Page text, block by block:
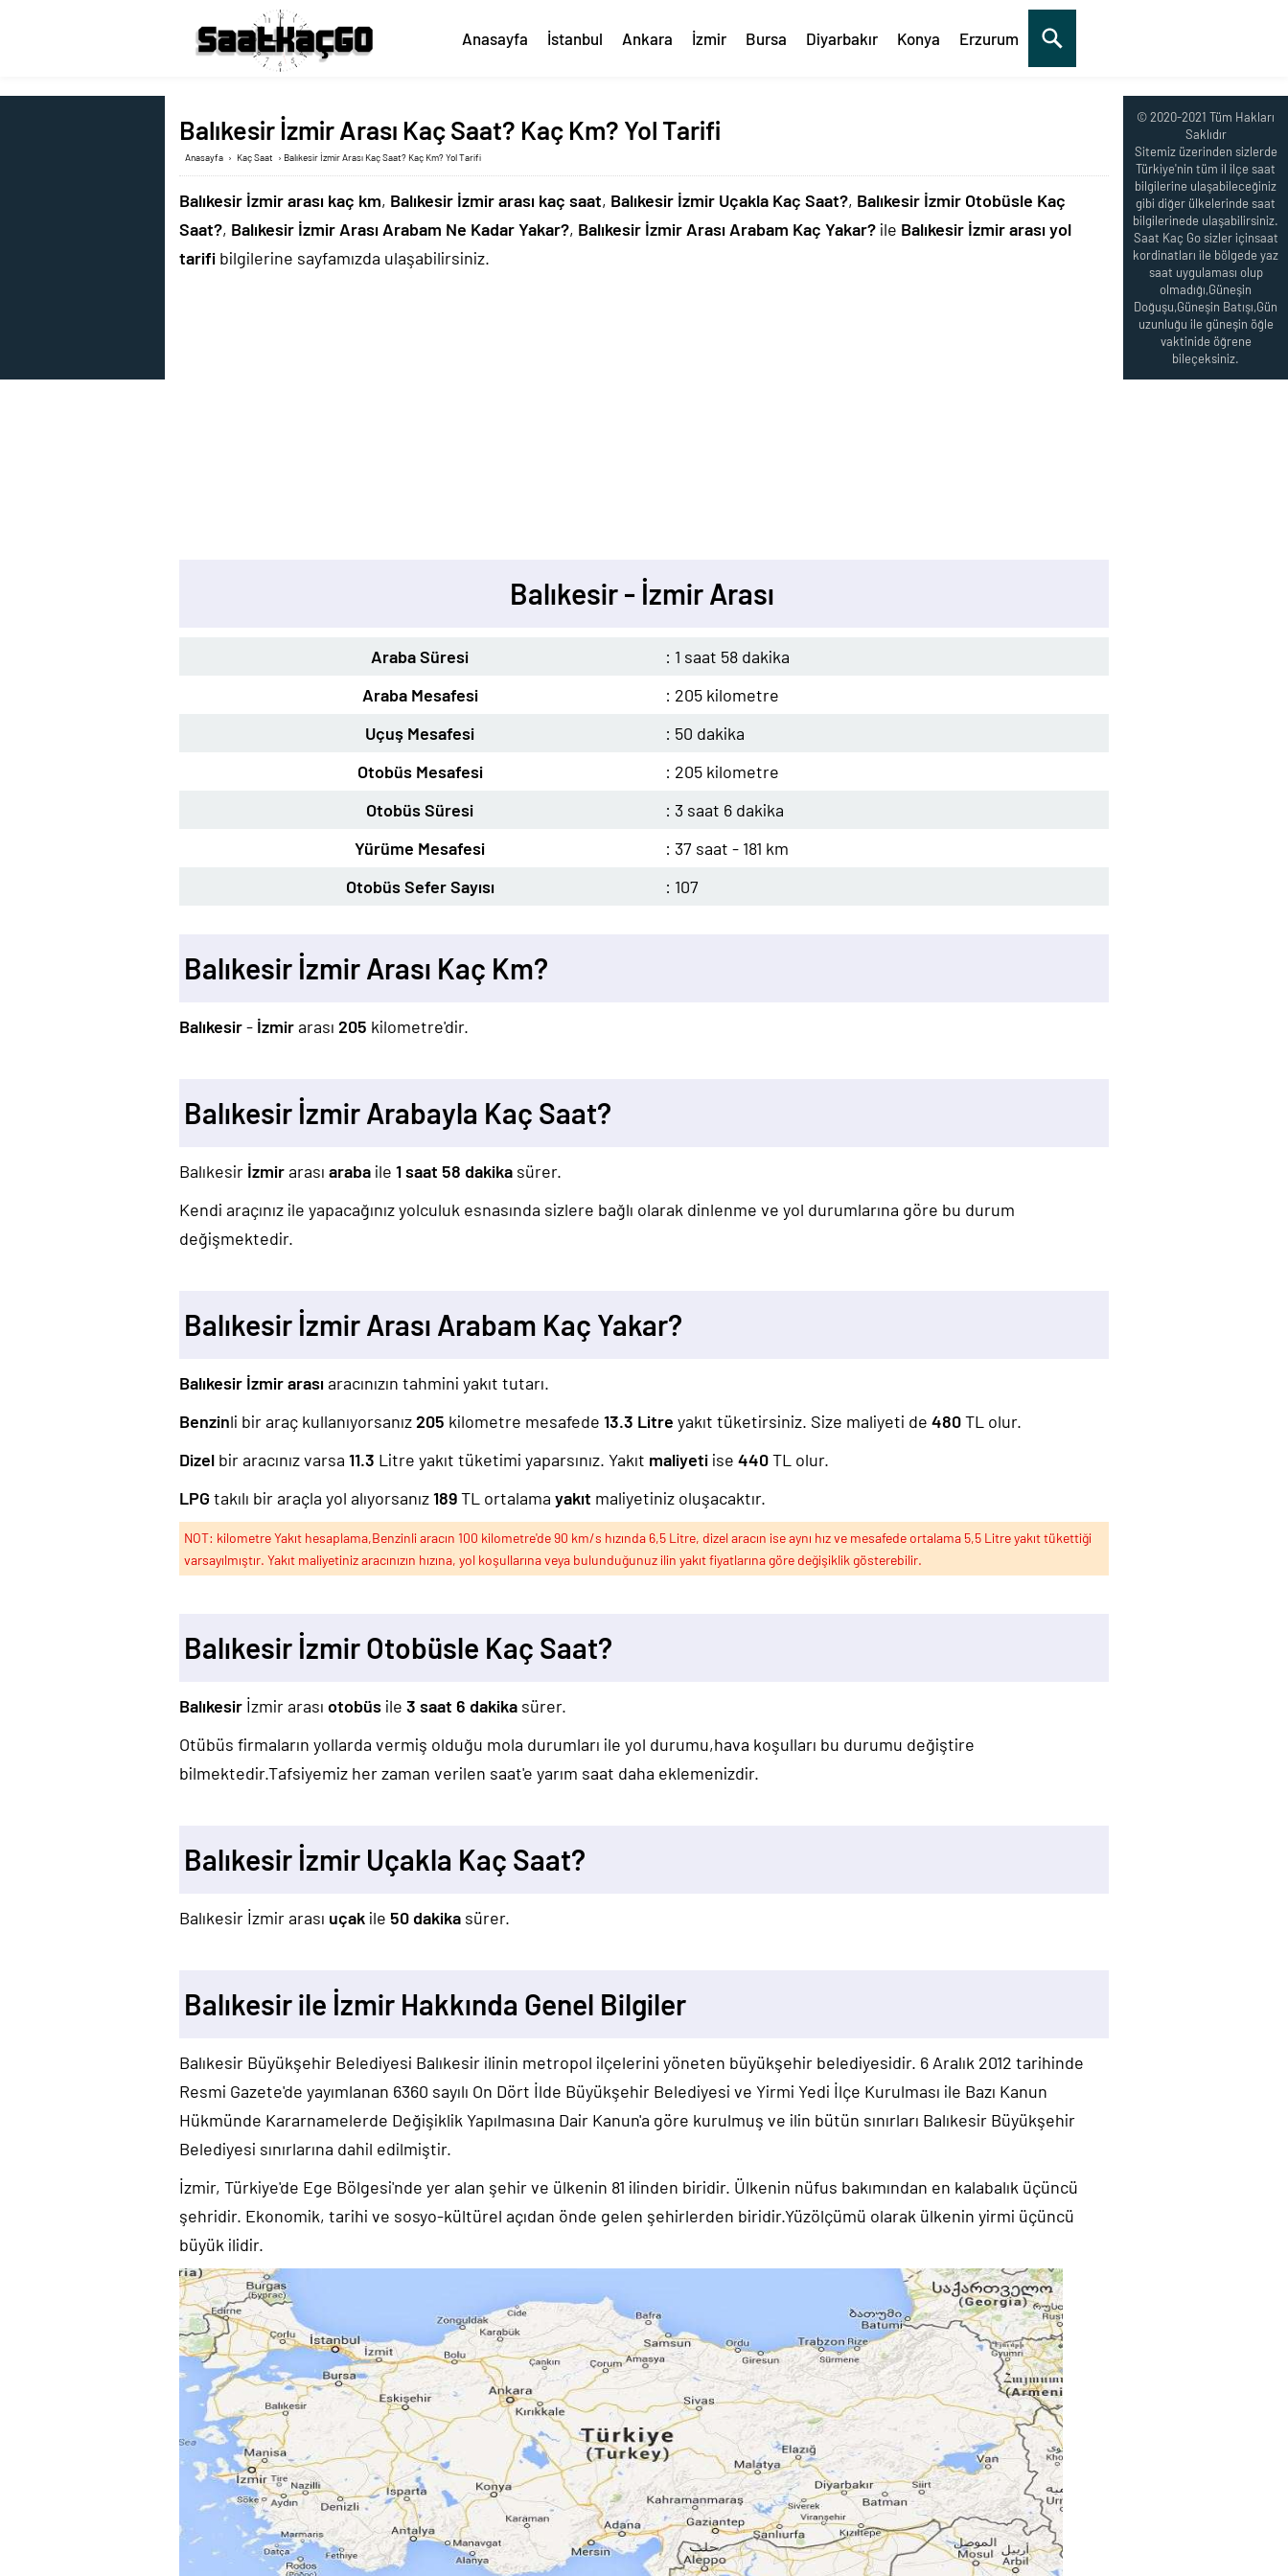
Anasayfa İstanbul Ankara İzmir Bursa Diyarbakır Konya Erzurum
Balıkesir İzmir Arası Kaç Saat? Kaç Km? Yol Tarifi
Anasayfa › Kaç Saat › Balıkesir İzmir Arası Kaç Saat? Kaç Km? Yol Tarifi
Balıkesir İzmir arası kaç km, Balıkesir İzmir arası kaç saat, Balıkesir İzmir Uçakla Kaç Saat?, Balıkesir İzmir Otobüsle Kaç
Saat?, Balıkesir İzmir Arası Arabam Ne Kadar Yakar?, Balıkesir İzmir Arası Arabam Kaç Yakar? ile Balıkesir İzmir arası yol
tarifi bilgilerine sayfamızda ulaşabilirsiniz.
Balıkesir - İzmir Arası
Araba Süresi
: 1 saat 58 dakika
Araba Mesafesi
: 205 kilometre
Uçuş Mesafesi
: 50 dakika
Otobüs Mesafesi
: 205 kilometre
Otobüs Süresi
: 3 saat 6 dakika
Yürüme Mesafesi
: 37 saat - 181 km
Otobüs Sefer Sayısı
: 107
Balıkesir İzmir Arası Kaç Km?
Balıkesir- İzmirarası 205 kilometre'dir.
Balıkesir İzmir Arabayla Kaç Saat?
Balıkesir İzmirarası araba ile 1 saat 58 dakika sürer.
Kendi araçınız ile yapacağınız yolculuk esnasında sizlere bağlı olarak dinlenme ve yol durumlarına göre bu durum
değişmektedir.
Balıkesir İzmir Arası Arabam Kaç Yakar?
Balıkesir İzmir arasıaracınızın tahmini yakıt tutarı.
Benzinli bir araç kullanıyorsanız205 kilometre mesafede 13.3 Litre yakıt tüketirsiniz. Size maliyeti de 480TL olur.
Dizel bir aracınız varsa 11.3 Litre yakıt tüketimi yaparsınız. Yakıt maliyeti ise 440TL olur.
LPG takılı bir araçla yol alıyorsanız189TL ortalama yakıt maliyetiniz oluşacaktır.
NOT: kilometre Yakıt hesaplama,Benzinli aracın 100 kilometre'de 90 km/s hızında 6,5 Litre, dizel aracın ise aynı hız ve mesafede ortalama 5,5 Litre yakıt tükettiği
varsayılmıştır. Yakıt maliyetiniz aracınızın hızına, yol koşullarına veya bulunduğunuz ilin yakıt fiyatlarına göre değişiklik gösterebilir.
Balıkesir İzmir Otobüsle Kaç Saat?
Balıkesir İzmir arası otobüs ile 3 saat 6 dakika sürer.
Otübüs firmaların yollarda vermiş olduğu mola durumları ile yol durumu,hava koşulları bu durumu değiştire
bilmektedir.Tafsiyemiz her zaman verilen saat'e yarım saat daha eklemenizdir.
Balıkesir İzmir Uçakla Kaç Saat?
Balıkesir İzmir arası uçak ile 50 dakika sürer.
Balıkesir ile İzmir Hakkında Genel Bilgiler
Balıkesir Büyükşehir Belediyesi Balıkesir ilinin metropol ilçelerini yöneten büyükşehir belediyesidir. 6 Aralık 2012 tarihinde
Resmi Gazete'de yayımlanan 6360 sayılı On Dört İlde Büyükşehir Belediyesi ve Yirmi Yedi İlçe Kurulması ile Bazı Kanun
Hükmünde Kararnamelerde Değişiklik Yapılmasına Dair Kanun'a göre kurulmuş ve ilin bütün sınırları Balıkesir Büyükşehir
Belediyesi sınırlarına dahil edilmiştir.
İzmir, Türkiye'de Ege Bölgesi'nde yer alan şehir ve ülkenin 81 ilinden biridir. Ülkenin nüfus bakımından en kalabalık üçüncü
şehridir. Ekonomik, tarihi ve sosyo-kültürel açıdan önde gelen şehirlerden biridir.Yüzölçümü olarak ülkenin yirmi üçüncü
büyük ilidir.
© 2020-2021 Tüm Hakları
Saklıdır
Sitemiz üzerinden sizlerde
Türkiye'nin tüm il ilçe saat
bilgilerine ulaşabileceğiniz
gibi diğer ülkelerinde saat
bilgilerinede ulaşabilirsiniz.
Saat Kaç Go sizler içinsaat
kordinatları ile bölgede yaz
saat uygulaması olup
olmadığı,Güneşin
Doğuşu,Güneşin Batışı,Gün
uzunluğu ile güneşin öğle
vaktinide öğrene
bileçeksiniz.